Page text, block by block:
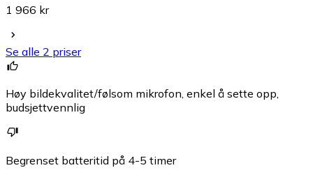
1 966 kr
Se alle 2 priser
Høy bildekvalitet/følsom mikrofon, enkel å sette opp,
budsjettvennlig
Begrenset batteritid på 4-5 timer